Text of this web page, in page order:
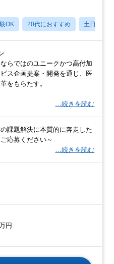
OK 20代におすすめ 土日祝休み
らではのユニークかつ高付加
ス企画提案・開発を通じ、医
をもらたす。
…続きを読む
課題解決に本質的に奔走した
応募ください～
…続きを読む
円